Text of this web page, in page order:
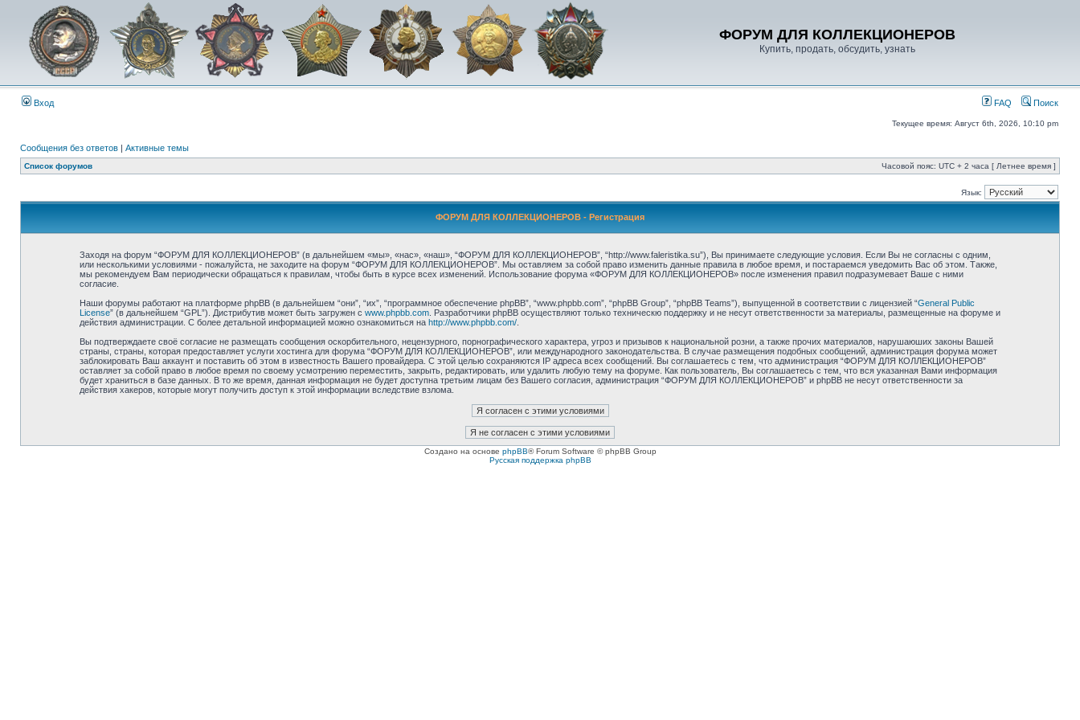
ФОРУМ ДЛЯ КОЛЛЕКЦИОНЕРОВ
Купить, продать, обсудить, узнать
Вход FAQ Поиск
Текущее время: Август 6th, 2026, 10:10 pm
Сообщения без ответов | Активные темы
Список форумов Часовой пояс: UTC + 2 часа [ Летнее время ]
Язык:
ФОРУМ ДЛЯ КОЛЛЕКЦИОНЕРОВ - Регистрация
Заходя на форум “ФОРУМ ДЛЯ КОЛЛЕКЦИОНЕРОВ” (в дальнейшем «мы», «нас», «наш», “ФОРУМ ДЛЯ КОЛЛЕКЦИОНЕРОВ”, “http://www.faleristika.su”), Вы принимаете следующие условия. Если Вы не согласны с одним,
или несколькими условиями - пожалуйста, не заходите на форум “ФОРУМ ДЛЯ КОЛЛЕКЦИОНЕРОВ”. Мы оставляем за собой право изменить данные правила в любое время, и постараемся уведомить Вас об этом. Также,
мы рекомендуем Вам периодически обращаться к правилам, чтобы быть в курсе всех изменений. Использование форума «ФОРУМ ДЛЯ КОЛЛЕКЦИОНЕРОВ» после изменения правил подразумевает Ваше с ними
согласие.
Наши форумы работают на платформе phpBB (в дальнейшем “они”, “их”, “программное обеспечение phpBB”, “www.phpbb.com”, “phpBB Group”, “phpBB Teams”), выпущенной в соответствии с лицензией “General Public
License” (в дальнейшем “GPL”). Дистрибутив может быть загружен с www.phpbb.com. Разработчики phpBB осуществляют только техническю поддержку и не несут ответственности за материалы, размещенные на форуме и
действия администрации. С более детальной информацией можно ознакомиться на http://www.phpbb.com/.
Вы подтверждаете своё согласие не размещать сообщения оскорбительного, нецензурного, порнографического характера, угроз и призывов к национальной розни, а также прочих материалов, нарушаюших законы Вашей
страны, страны, которая предоставляет услуги хостинга для форума “ФОРУМ ДЛЯ КОЛЛЕКЦИОНЕРОВ”, или международного законодательства. В случае размещения подобных сообщений, администрация форума может
заблокировать Ваш аккаунт и поставить об этом в известность Вашего провайдера. С этой целью сохраняются IP адреса всех сообщений. Вы соглашаетесь с тем, что администрация “ФОРУМ ДЛЯ КОЛЛЕКЦИОНЕРОВ”
оставляет за собой право в любое время по своему усмотрению переместить, закрыть, редактировать, или удалить любую тему на форуме. Как пользователь, Вы соглашаетесь с тем, что вся указанная Вами информация
будет храниться в базе данных. В то же время, данная информация не будет доступна третьим лицам без Вашего согласия, администрация “ФОРУМ ДЛЯ КОЛЛЕКЦИОНЕРОВ” и phpBB не несут ответственности за
действия хакеров, которые могут получить доступ к этой информации вследствие взлома.
Создано на основе phpBB® Forum Software © phpBB Group
Русская поддержка phpBB